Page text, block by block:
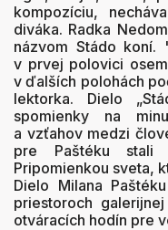
kompozíciu,
diváka. Radka
názvom Stádo koní.
v prvej polovici
v ďalších polohách
lektorka. Dielo
spomienky na
a vzťahov medzi
pre Paštéku stali
Pripomienkou sveta,
Dielo Milana
priestoroch
otváracích hodín pre